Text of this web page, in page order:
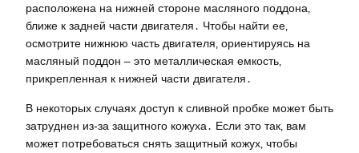
расположена на нижней стороне масляного поддона‚
ближе к задней части двигателя․ Чтобы найти ее‚
осмотрите нижнюю часть двигателя‚ ориентируясь на
масляный поддон – это металлическая емкость‚
прикрепленная к нижней части двигателя․
В некоторых случаях доступ к сливной пробке может быть
затруднен из-за защитного кожуха․ Если это так‚ вам
может потребоваться снять защитный кожух‚ чтобы